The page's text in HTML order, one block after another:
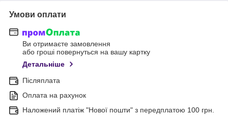
Умови оплати
Ви отримаєте замовлення
або гроші повернуться на вашу картку
Детальніше
Післяплата
Оплата на рахунок
Наложений платіж "Нової пошти" з передплатою 100 грн.